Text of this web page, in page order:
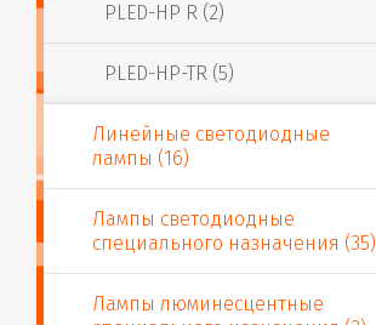
PLED-HP R (2)
PLED-HP-TR (5)
Линейные светодиодные
лампы (16)
Лампы светодиодные
специального назначения (35)
Лампы люминесцентные